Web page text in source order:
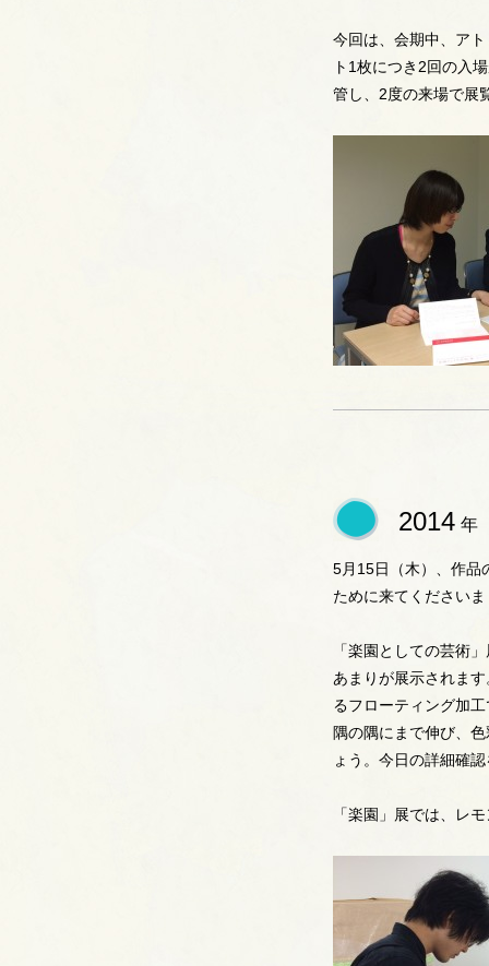
今回は、会期中、ア
ト1枚につき2回の入
管し、2度の来場で展
2014 年
5月15日（木）、作品
ために来てください
「楽園としての芸術
あまりが展示されま
るフローティング加
隅の隅にまで伸び、
ょう。今日の詳細確
「楽園」展では、レ